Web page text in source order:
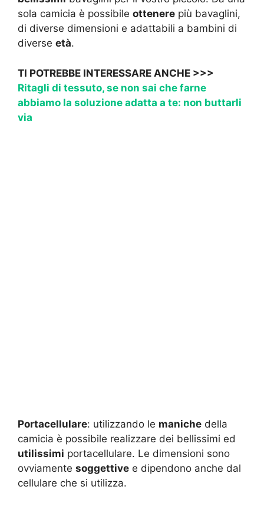
sola camicia è possibile ottenere più bavaglini,
di diverse dimensioni e adattabili a bambini di
diverse età.
TI POTREBBE INTERESSARE ANCHE >>>
Ritagli di tessuto, se non sai che farne
abbiamo la soluzione adatta a te: non buttarli
via
Portacellulare: utilizzando le maniche della
camicia è possibile realizzare dei bellissimi ed
utilissimi portacellulare. Le dimensioni sono
ovviamente soggettive e dipendono anche dal
cellulare che si utilizza.